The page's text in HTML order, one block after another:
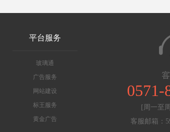
平台服务
玻璃通
广告服务
网站建设
标王服务
黄金广告
0571-
[周一至
客服邮箱：